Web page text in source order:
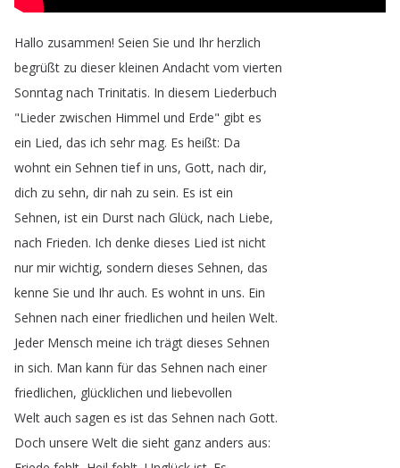
Hallo zusammen! Seien Sie und Ihr herzlich
begrüßt zu dieser kleinen Andacht vom vierten
Sonntag nach Trinitatis. In diesem Liederbuch
"Lieder zwischen Himmel und Erde" gibt es
ein Lied, das ich sehr mag. Es heißt: Da
wohnt ein Sehnen tief in uns, Gott, nach dir,
dich zu sehn, dir nah zu sein. Es ist ein
Sehnen, ist ein Durst nach Glück, nach Liebe,
nach Frieden. Ich denke dieses Lied ist nicht
nur mir wichtig, sondern dieses Sehnen, das
kenne Sie und Ihr auch. Es wohnt in uns. Ein
Sehnen nach einer friedlichen und heilen Welt.
Jeder Mensch meine ich trägt dieses Sehnen
in sich. Man kann für das Sehnen nach einer
friedlichen, glücklichen und liebevollen
Welt auch sagen es ist das Sehnen nach Gott.
Doch unsere Welt die sieht ganz anders aus: